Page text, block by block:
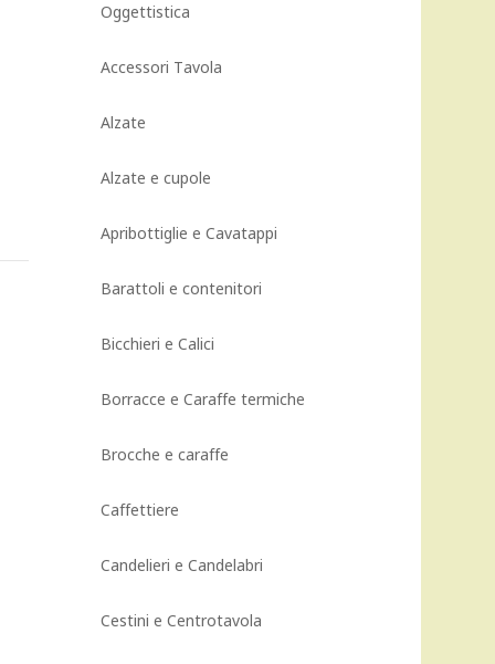
Oggettistica
Accessori Tavola
Alzate
Alzate e cupole
Apribottiglie e Cavatappi
Barattoli e contenitori
Bicchieri e Calici
Borracce e Caraffe termiche
Brocche e caraffe
Caffettiere
Candelieri e Candelabri
Cestini e Centrotavola